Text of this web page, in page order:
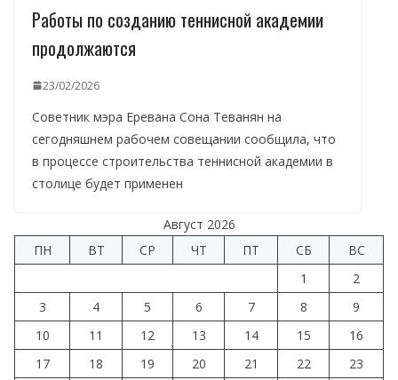
Работы по созданию теннисной академии
продолжаются
23/02/2026
Советник мэра Еревана Сона Теванян на
сегодняшнем рабочем совещании сообщила, что
в процессе строительства теннисной академии в
столице будет применен
Август 2026
ПН
ВТ СР ЧТ ПТ СБ
ВС
1
2
3
4 5 6 7 8
9
10
11 12 13 14 15
16
17
18 19 20 21 22
23